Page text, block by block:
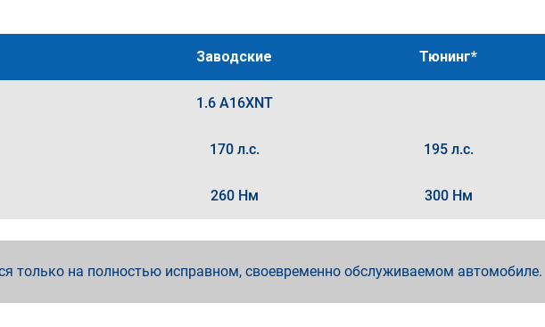
Заводские Тюнинг*
1.6 A16XNT
170 л.с. 195 л.с.
260 Нм 300 Нм
только на полностью исправном, своевременно обслуживаемом автомобиле.